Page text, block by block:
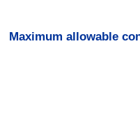
Maximum allowable